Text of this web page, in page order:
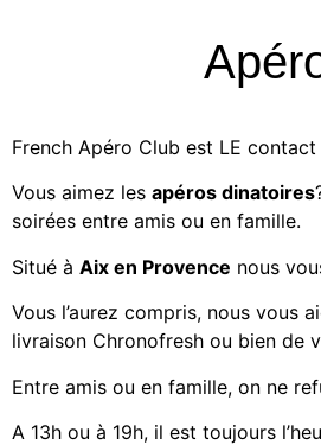
French Apéro Club est LE
Vous aimez les apéros dinatoires
soirées entre amis ou en famille.
Situé à Aix en Provence nous
Vous l’aurez compris, nous vous
livraison Chronofresh ou bien de
Entre amis ou en famille, on ne
A 13h ou à 19h, il est toujours